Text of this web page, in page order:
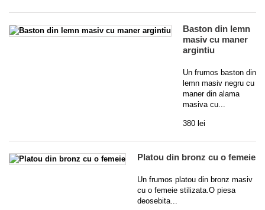
Baston din lemn
masiv cu maner
argintiu
Un frumos baston din
lemn masiv negru cu
maner din alama
masiva cu...
380 lei
Platou din bronz cu o femeie
Un frumos platou din bronz masiv
cu o femeie stilizata.O piesa
deosebita...